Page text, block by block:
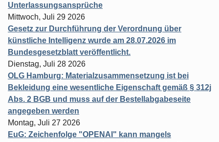
Unterlassungsansprüche
Mittwoch, Juli 29 2026
Gesetz zur Durchführung der Verordnung über
künstliche Intelligenz wurde am 28.07.2026 im
Bundesgesetzblatt veröffentlicht.
Dienstag, Juli 28 2026
OLG Hamburg: Materialzusammensetzung ist bei
Bekleidung eine wesentliche Eigenschaft gemäß § 312j
Abs. 2 BGB und muss auf der Bestellabgabeseite
angegeben werden
Montag, Juli 27 2026
EuG: Zeichenfolge "OPENAI" kann mangels